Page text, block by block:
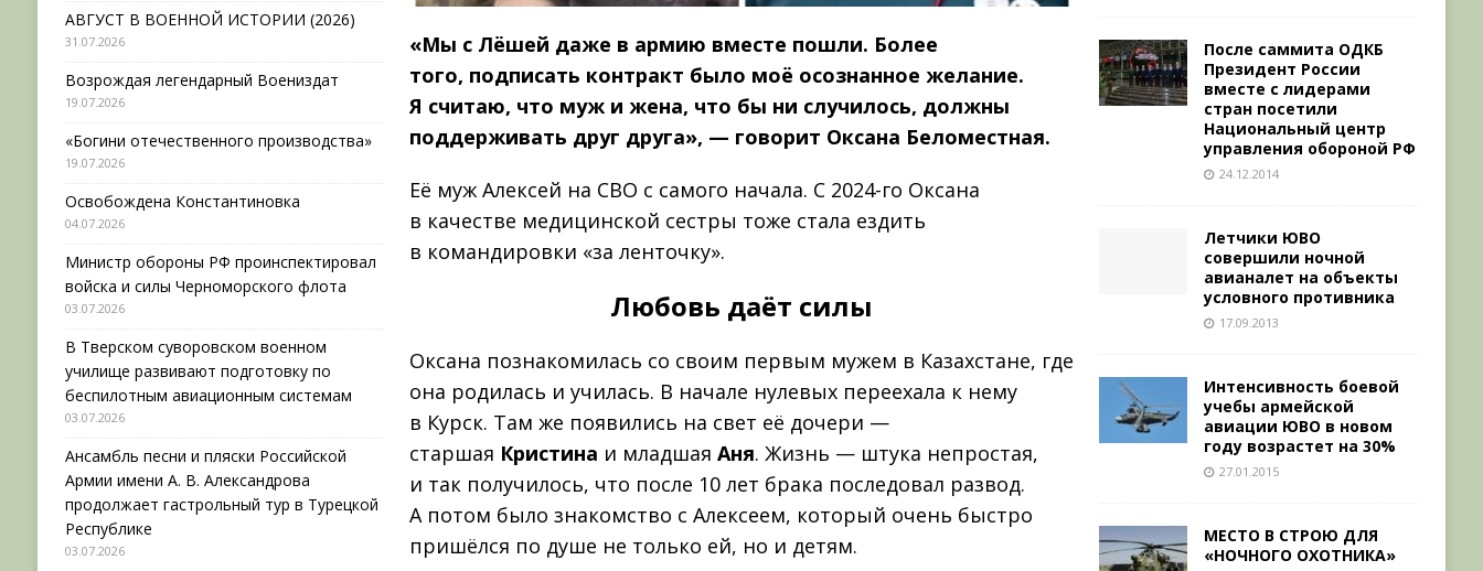
«Мы с Лёшей даже в армию вместе пошли. Более
того, подписать контракт было моё осознанное желание.
Я считаю, что муж и жена, что бы ни случилось, должны
поддерживать друг друга», — говорит Оксана Беломестная.
Её муж Алексей на СВО с самого начала. С 2024-го Оксана
в качестве медицинской сестры тоже стала ездить
в командировки «за ленточку».
Любовь даёт силы
Оксана познакомилась со своим первым мужем в Казахстане, где
она родилась и училась. В начале нулевых переехала к нему
в Курск. Там же появились на свет её дочери —
старшая Кристина и младшаяАня. Жизнь — штука непростая,
и так получилось, что после 10 лет брака последовал развод.
А потом было знакомство с Алексеем, который очень быстро
пришёлся по душе не только ей, но и детям.
АВГУСТ В ВОЕННОЙ ИСТОРИИ (2026)
31.07.2026
Возрождая легендарный Воениздат
19.07.2026
«Богини отечественного производства»
19.07.2026
Освобождена Константиновка
04.07.2026
Министр обороны РФ проинспектировал
войска и силы Черноморского флота
03.07.2026
В Тверском суворовском военном
училище развивают подготовку по
беспилотным авиационным системам
03.07.2026
Ансамбль песни и пляски Российской
Армии имени А. В. Александрова
продолжает гастрольный тур в Турецкой
Республике
03.07.2026
После саммита ОДКБ
Президент России
вместе с лидерами
стран посетили
Национальный центр
управления обороной РФ
24.12.2014
Летчики ЮВО
совершили ночной
авианалет на объекты
условного противника
17.09.2013
Интенсивность боевой
учебы армейской
авиации ЮВО в новом
году возрастет на 30%
27.01.2015
МЕСТО В СТРОЮ ДЛЯ
«НОЧНОГО ОХОТНИКА»